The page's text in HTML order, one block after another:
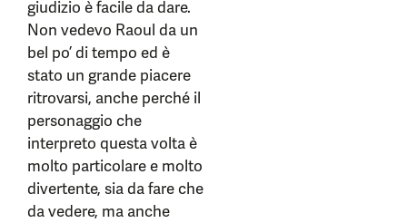
giudizio è facile da dare.
Non vedevo Raoul da un
bel po’ di tempo ed è
stato un grande piacere
ritrovarsi, anche perché il
personaggio che
interpreto questa volta è
molto particolare e molto
divertente, sia da fare che
da vedere, ma anche